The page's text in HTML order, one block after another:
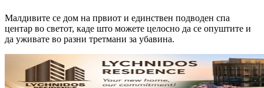
Малдивите се дом на првиот и единствен подводен спа
центар во светот, каде што можете целосно да се опуштите и
да уживате во разни третмани за убавина.